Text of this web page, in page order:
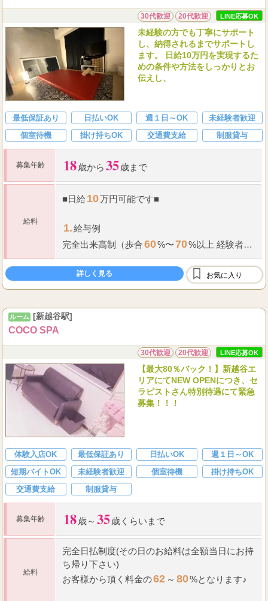
30代歓迎 20代歓迎 LINE応募OK
未経験の方でも丁寧にサポート
し、納得されるまでサポートし
ます。 日給10万円を実現するた
めの条件や方法をしっかりとお
伝えし、
最低保証あり 日払いOK 週１日～OK
未経験者歓迎
個室待機
掛け持ちOK 交通費支給 制服貸与
募集年齢 18歳から 35歳まで
給料
■日給10万円可能です■
1.給与例
完全出来高制（歩合60%〜70%以上 経験者優
遇）
指名料 ・ オプション料
※最低保証制度あり（1時間1,200円〜2,000
詳しく見る お気に入り
ルーム [新越谷駅]
COCO SPA
30代歓迎 20代歓迎 LINE応募OK
【最大80％バック！】新越谷エ
リアにてNEW OPENにつき、セ
ラピストさん特別待遇にて緊急
募集！！！
体験入店OK 最低保証あり 日払いOK
週１日～OK
短期バイトOK
未経験者歓迎 個室待機
掛け持ちOK
交通費支給
制服貸与
募集年齢 18歳～ 35歳くらいまで
給料
完全日払制度(その日のお給料は全額当日にお持
ち帰り下さい)
お客様から頂く料金の62 ～ 80%となります♪